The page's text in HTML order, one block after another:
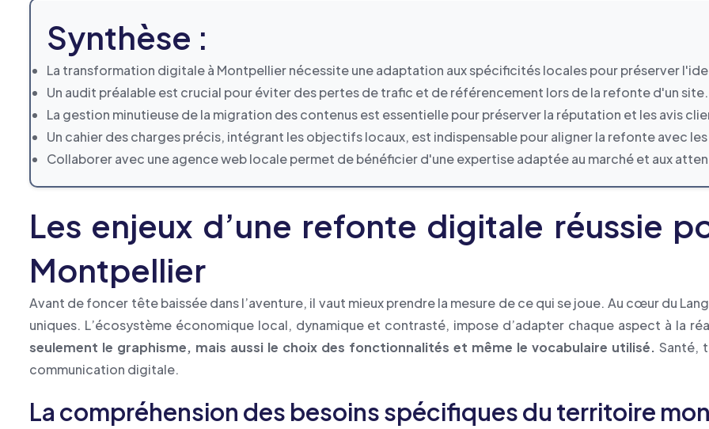
Synthèse :
La transformation digitale à Montpellier nécessite une adaptation aux spécificités locales pour préserver
Un audit préalable est crucial pour éviter des pertes de trafic et de référencement lors de la refonte d'un site.
La gestion minutieuse de la migration des contenus est essentielle pour préserver la réputation et les avis
Un cahier des charges précis, intégrant les objectifs locaux, est indispensable pour aligner la refonte avec
Collaborer avec une agence web locale permet de bénéficier d'une expertise adaptée au marché et aux
Les enjeux d’une refonte digitale réussie
Montpellier
Avant de foncer tête baissée dans l’aventure, il vaut mieux prendre la mesure de ce qui se joue. Au cœur du
uniques. L’écosystème économique local, dynamique et contrasté, impose d’adapter chaque aspect à la
seulement le graphisme, mais aussi le choix des fonctionnalités et même le vocabulaire utilisé. Santé,
communication digitale.
La compréhension des besoins spécifiques du territoire